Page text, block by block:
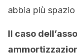
abbia più
Il caso